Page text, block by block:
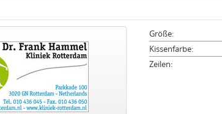
Größe:
Kissenfarbe:
Zeilen: